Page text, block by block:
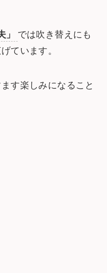
では吹き替えにも
ています。
す楽しみになること